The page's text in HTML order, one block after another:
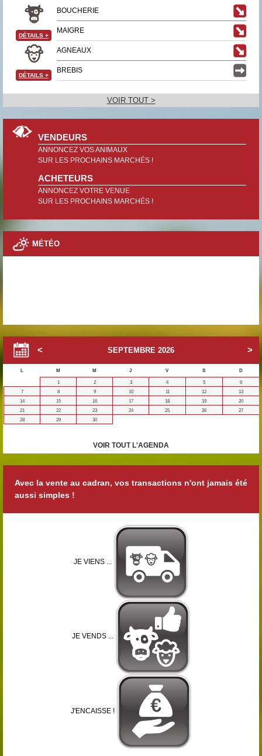
BOUCHERIE
MAIGRE
DÉTAILS +
AGNEAUX
BREBIS
DÉTAILS +
VOIR TOUT >
VENDEURS
ANNONCEZ VOS ANIMAUX
SUR LES PROCHAINS MARCHÉS !
ACHETEURS
ANNONCEZ VOTRE VENUE
SUR LES PROCHAINS MARCHÉS !
MÉTÉO
SEPTEMBRE 2026
L M M J V S
D
1
2 3 4 5
6
7
8 9 10 11 12
13
14
15 16 17 18 19
20
21
22 23 24 25 26
27
28
29 30
VOIR TOUT L'AGENDA
Avec la vente au cadran, vos transactions n'ont jamais été
aussi simples !
JE VIENS ...
JE VENDS ...
J'ENCAISSE !